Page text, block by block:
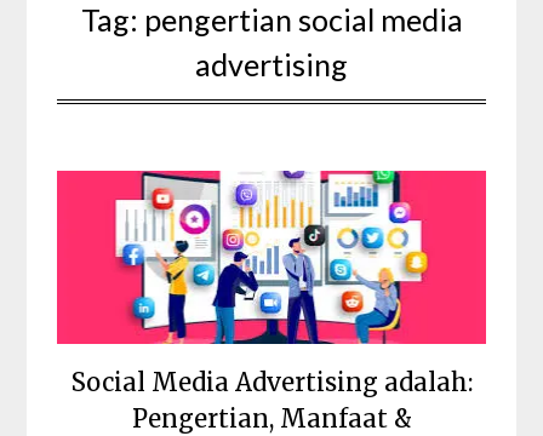
Tag: pengertian social media
advertising
Social Media Advertising adalah:
Pengertian, Manfaat &